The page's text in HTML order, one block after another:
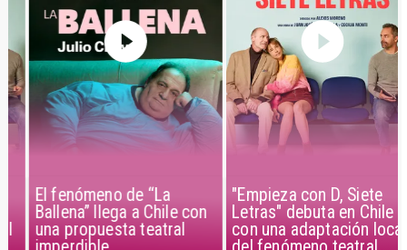
El fenómeno de “La
Ballena” llega a Chile con
una propuesta teatral
"Empieza con D, Siete
Letras" debuta en Chile
con una adaptación local